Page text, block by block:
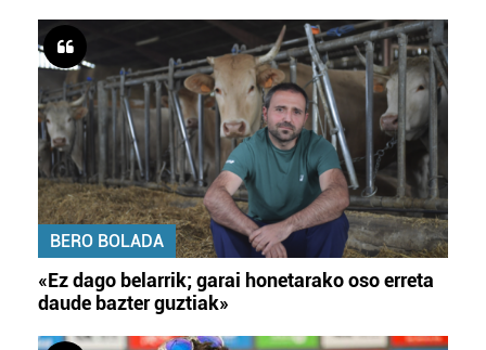
BERO BOLADA
«Ez dago belarrik; garai honetarako oso erreta
daude bazter guztiak»